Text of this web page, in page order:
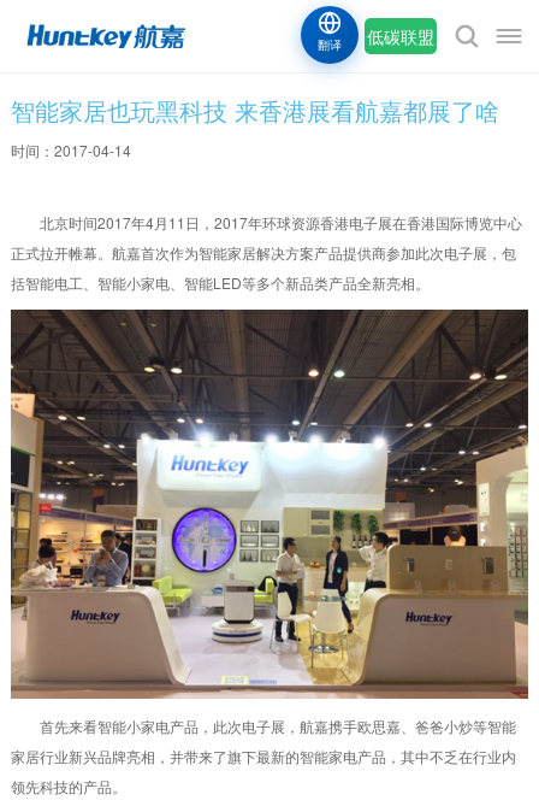
低碳联盟
翻译
智能家居也玩黑科技 来香港展看航嘉都展了啥
时间：2017-04-14
北京时间2017年4月11日，2017年环球资源香港电子展在香港国际博览中心
正式拉开帷幕。航嘉首次作为智能家居解决方案产品提供商参加此次电子展，包
括智能电工、智能小家电、智能LED等多个新品类产品全新亮相。
首先来看智能小家电产品，此次电子展，航嘉携手欧思嘉、爸爸小炒等智能
家居行业新兴品牌亮相，并带来了旗下最新的智能家电产品，其中不乏在行业内
领先科技的产品。